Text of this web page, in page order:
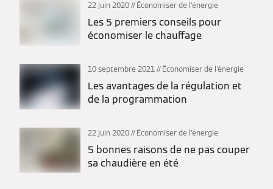
22 juin 2020 Économiser de l'énergie
Les 5 premiers conseils pour
économiser le chauffage
10 septembre 2021 Économiser de l'énergie
Les avantages de la régulation et
de la programmation
22 juin 2020 Économiser de l'énergie
5 bonnes raisons de ne pas couper
sa chaudière en été